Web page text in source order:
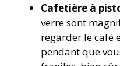
Cafetière à
verre sont
regarder le café
pendant que